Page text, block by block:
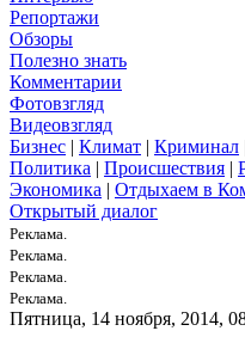
Репортажи
Обзоры
Полезно знать
Комментарии
Фотовзгляд
Видеовзгляд
Бизнес | Климат | Криминал
Политика | Происшествия |
Экономика | Отдыхаем в
Открытый диалог
Реклама.
Реклама.
Реклама.
Реклама.
Пятница, 14 ноября, 2014,